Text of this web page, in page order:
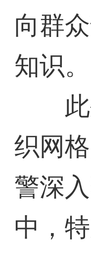
向群
知识。
此
织网
警深
中，